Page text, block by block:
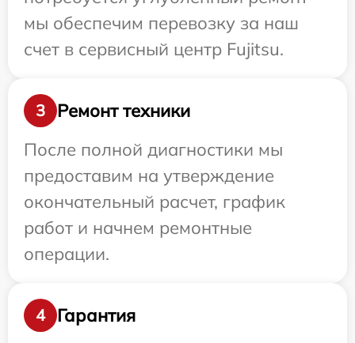
мы обеспечим перевозку за наш
счет в сервисный центр Fujitsu.
3
Ремонт техники
После полной диагностики мы
предоставим на утверждение
окончательный расчет, график
работ и начнем ремонтные
операции.
4
Гарантия